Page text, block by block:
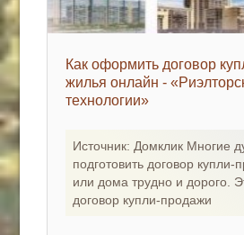
Как оформить договор
жилья онлайн -
технологии»
Источник: Домклик Многие
подготовить договор купли-
или дома трудно и дорого.
договор купли-продажи